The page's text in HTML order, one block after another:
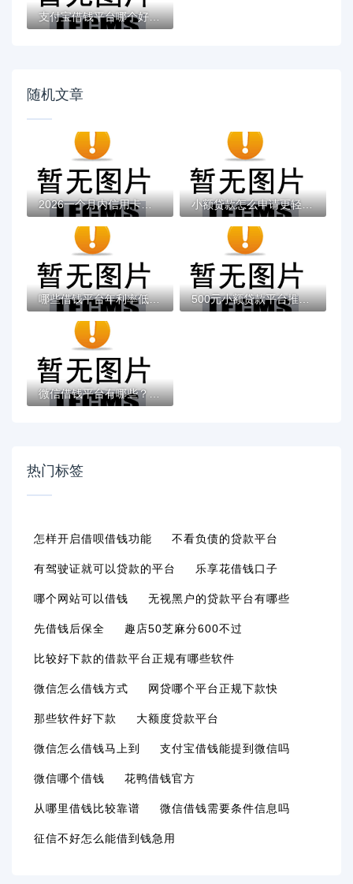
支付宝借钱平台哪个好？实测推荐这3个靠谱低...
随机文章
2026一个月内信用卡被拒3次，差3千元就选这... 小额贷款怎么申请更轻松？这几招帮你快速搞...
哪些借钱平台年利率低有哪些？9个平台征信花... 500元小额贷款平台推荐：快速到账、低息安全...
微信借钱平台有哪些？揭秘5个靠谱贷款渠道！
热门标签
怎样开启借呗借钱功能 不看负债的贷款平台
有驾驶证就可以贷款的平台 乐享花借钱口子
哪个网站可以借钱 无视黑户的贷款平台有哪些
先借钱后保全 趣店50芝麻分600不过
比较好下款的借款平台正规有哪些软件
微信怎么借钱方式 网贷哪个平台正规下款快
那些软件好下款 大额度贷款平台
微信怎么借钱马上到 支付宝借钱能提到微信吗
微信哪个借钱 花鸭借钱官方
从哪里借钱比较靠谱 微信借钱需要条件信息吗
征信不好怎么能借到钱急用